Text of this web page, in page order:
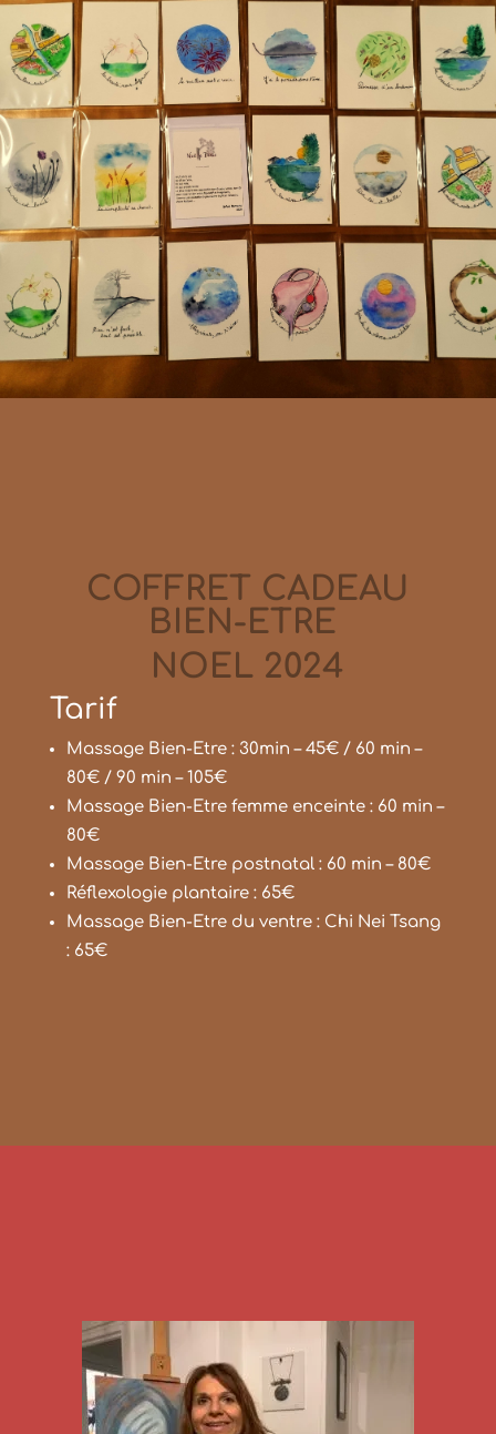
COFFRET CADEAU
BIEN-ETRE
NOEL 2024
Tarif
Massage Bien-Etre : 30min – 45€ / 60 min –
80€ / 90 min – 105€
Massage Bien-Etre femme enceinte : 60 min –
80€
Massage Bien-Etre postnatal : 60 min – 80€
Réflexologie plantaire : 65€
Massage Bien-Etre du ventre : Chi Nei Tsang
: 65€